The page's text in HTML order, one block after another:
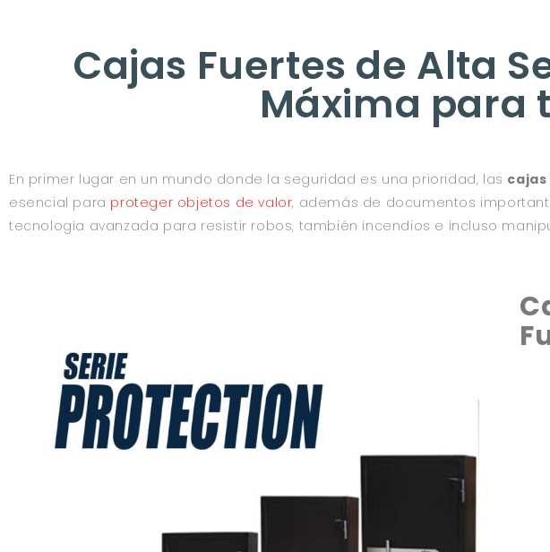
Cajas Fuertes de Alta
Máxima para
En primer lugar en un mundo donde la seguridad es una prioridad, las
esencial para proteger objetos de valor, además de documentos
tecnología avanzada para resistir robos, también incendios e incluso